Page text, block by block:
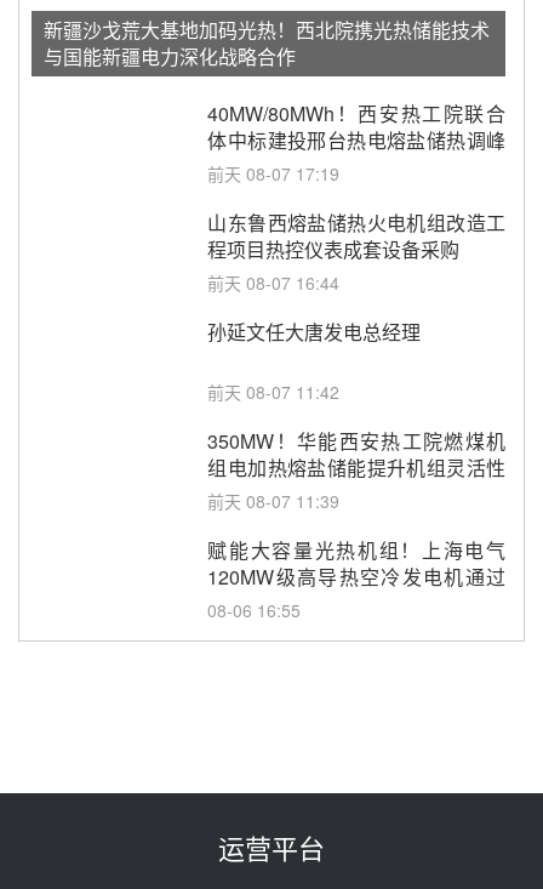
新疆沙戈荒大基地加码光热！西北院携光热储能技术
与国能新疆电力深化战略合作
40MW/80MWh！西安热工院联合
体中标建投邢台热电熔盐储热调峰
调频改造EPC项目
前天 08-07 17:19
山东鲁西熔盐储热火电机组改造工
程项目热控仪表成套设备采购
前天 08-07 16:44
孙延文任大唐发电总经理
前天 08-07 11:42
350MW！华能西安热工院燃煤机
组电加热熔盐储能提升机组灵活性
改造项目初步设计第三方评审服务
前天 08-07 11:39
赋能大容量光热机组！上海电气
120MW级高导热空冷发电机通过
型式试验
08-06 16:55
100MW光工程性能试验采购
运营平台